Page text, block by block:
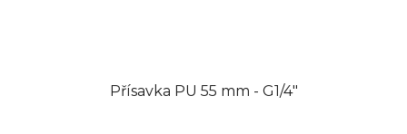
Přísavka PU 55 mm - G1/4"